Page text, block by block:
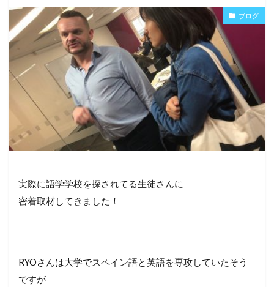
ブログ
実際に語学学校を探されてる生徒さんに
密着取材してきました！
RYOさんは大学でスペイン語と英語を専攻していたそう
ですが